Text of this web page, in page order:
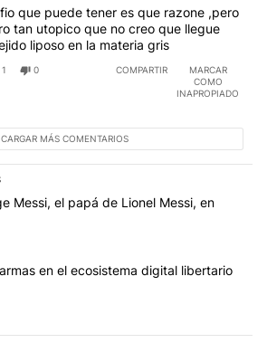
que puede tener es que razone ,pero
tan utopico que no creo que llegue
liposo en la materia gris
1 0 COMPARTIR
MARCAR
COMO
INAPROPIADO
CARGAR MÁS COMENTARIOS
artículos con más comentarios en los
con el título "Murió Jorge Messi, el
Messi, el papá de Lionel Messi, en
con el título "Luces y alarmas en el
en el ecosistema digital libertario